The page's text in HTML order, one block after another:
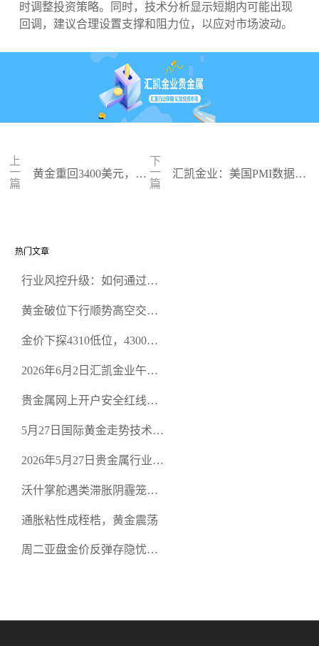
时调整投资策略。同时，技术分析显示短期内可能出现
回调，建议合理设置支撑和阻力位，以应对市场波动。
上
一
篇
黄金重回3400美元，能
下
一
篇
汇凯金业：美国PMI数据今
热门文章
行业风控升级：如何通过正
规黄金开户交易平台？
黄金破位下行顺势高空交易
金价下探4310低位，4300关
2026年6月2日汇凯金业午盘
空头清算算法如何布防？
贵金属网上开户安全红线：
恶意洗盘陷阱
5月27日国际黄金走势技术盘
规黄金平台全方位行情解析
2026年5月27日贵金属行业新
正规贵金属开户平台迎开户
热潮
沃什掌舵遇类滞胀阴霾笼
通胀粘性成桎梏，黄金震荡
周二亚盘金价反弹存隐忧，